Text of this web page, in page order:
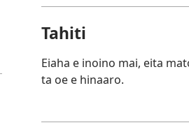
Tahiti
Eiaha e inoino mai, eita
ta oe e hinaaro.